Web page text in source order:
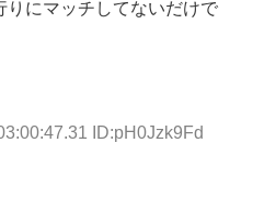
りにマッチしてないだけで
ID:pH0Jzk9Fd